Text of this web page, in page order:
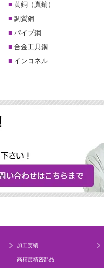
黄銅（真鍮）
調質鋼
パイプ鋼
合金工具鋼
インコネル
加工実績
高精度精密部品